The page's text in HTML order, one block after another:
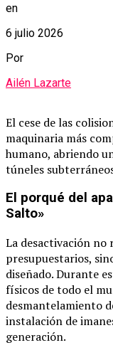
en
6 julio 2026
Por
Ailén Lazarte
El cese de las
maquinaria más
humano, abriendo
túneles
El porqué del
Salto»
La desactivación no
presupuestarios,
diseñado. Durante
físicos de todo el
desmantelamiento
instalación de
generación.